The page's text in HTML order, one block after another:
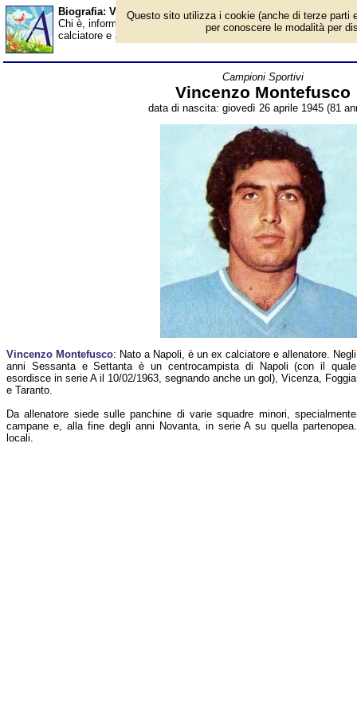
Biografia: Vincenzo Montefusco - età - Almanacco
Chi è, informazioni, foto, qual è la data di nascita, età, dove è
calciatore e allenatore italiano, opinionista televisivo. Breve
Campioni Sportivi
Vincenzo Montefusco
data di nascita: giovedì 26 aprile 1945 (81
Vincenzo Montefusco: Nato a Napoli, è un ex calciatore e allenatore. Negli
anni Sessanta e Settanta è un centrocampista di Napoli (con il quale
esordisce in serie A il 10/02/1963, segnando anche un gol), Vicenza, Foggia
e Taranto.
Da allenatore siede sulle panchine di varie squadre minori, specialmente
campane e, alla fine degli anni Novanta, in serie A su quella
locali.
Questo sito utilizza i cookie (anche di terze parti
per conoscere le modalità per